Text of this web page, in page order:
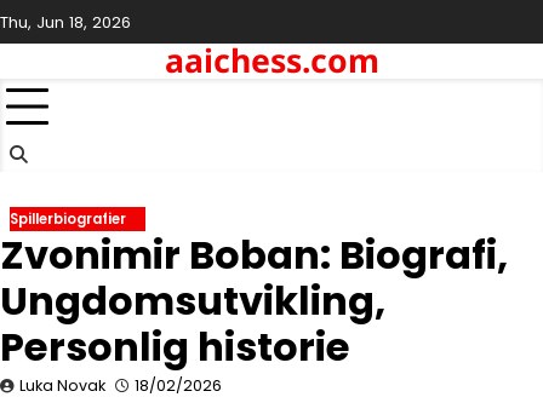
Skip
to
Thu, Jun 18, 2026
aaichess.com
Spillerbiografier
Zvonimir Boban: Biografi,
Ungdomsutvikling,
Personlig historie
Luka Novak 18/02/2026